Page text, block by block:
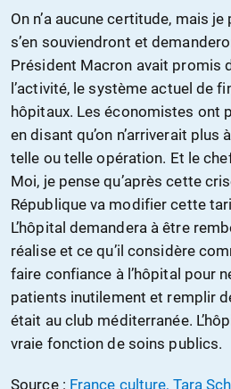
On n’a aucune certitude, mais
s’en souviendront et
Président Macron avait promis
l’activité, le système actuel de
hôpitaux. Les économistes ont
en disant qu’on n’arriverait
telle ou telle opération. Et le
Moi, je pense qu’après cette
République va modifier cette
L’hôpital demandera à être
réalise et ce qu’il considère
faire confiance à l’hôpital pour
patients inutilement et remplir
était au club méditerranée.
vraie fonction de soins publics.
Source : France culture, Tara